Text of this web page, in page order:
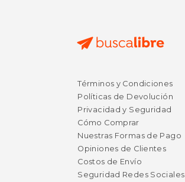
Términos y Condiciones
Políticas de Devolución
Privacidad y Seguridad
Cómo Comprar
Nuestras Formas de Pago
Opiniones de Clientes
Costos de Envío
Seguridad Redes Sociales